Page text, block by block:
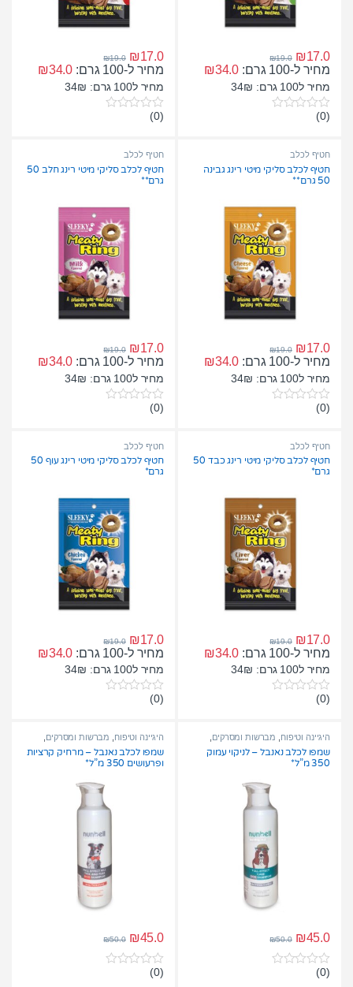
₪17.0
₪19.0
מחיר ל-100 גרם: ₪34.0
מחיר ל100 גרם: 34₪
0
t
f
5
(0)
₪17.0
₪19.0
מחיר ל-100 גרם: ₪34.0
מחיר ל100 גרם: 34₪
0
t
f
5
(0)
חטיף לכלב
חטיף לכלב סליקי מיטי רינג גבינה
50 גרם**
₪17.0
₪19.0
מחיר ל-100 גרם: ₪34.0
מחיר ל100 גרם: 34₪
0
t
f
5
(0)
חטיף לכלב
חטיף לכלב סליקי מיטי רינג חלב 50
גרם**
₪17.0
₪19.0
מחיר ל-100 גרם: ₪34.0
מחיר ל100 גרם: 34₪
0
t
f
5
(0)
חטיף לכלב
חטיף לכלב סליקי מיטי רינג כבד 50
גרם*
₪17.0
₪19.0
מחיר ל-100 גרם: ₪34.0
מחיר ל100 גרם: 34₪
0
t
f
5
(0)
חטיף לכלב
חטיף לכלב סליקי מיטי רינג עוף 50
גרם*
₪17.0
₪19.0
מחיר ל-100 גרם: ₪34.0
מחיר ל100 גרם: 34₪
0
t
f
5
(0)
היגיינה וטיפוח, מברשות ומסרקים,
שמפו ורחצה
תספורת ועיצוב שיער
שמפו לכלב נאנבל – לניקוי עמוק
350 מ”ל*
₪45.0
₪50.0
0(0)
היגיינה וטיפוח, מברשות ומסרקים,
שמפו ורחצה
תספורת ועיצוב שיער
שמפו לכלב נאנבל – מרחיק קרציות
ופרעושים 350 מ”ל*
₪45.0
₪50.0
0(0)